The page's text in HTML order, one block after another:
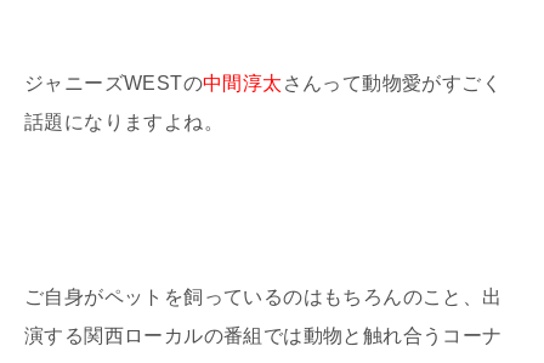
ジャニーズWESTの中間淳太 さんって動物愛がすごく
話題になりますよね。
ご自身がペットを飼っているのはもちろんのこと、出
演する関西ローカルの番組では動物と触れ合うコーナ